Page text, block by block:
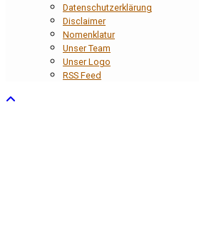
Datenschutzerklärung
Disclaimer
Nomenklatur
Unser Team
Unser Logo
RSS Feed